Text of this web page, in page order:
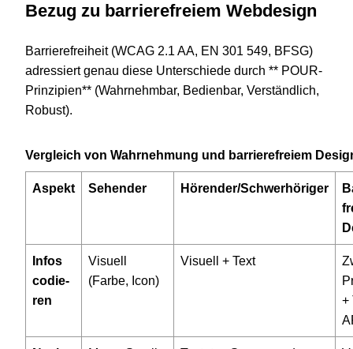
Bezug zu bar­rie­re­freiem Webdesign
Barriere­freiheit (WCAG 2.1 AA, EN301 549, BFSG)
adres­siert genau diese Unter­schiede durch ** POUR-
Prinzipien** (Wahr­nehm­bar, Bedien­bar, Ver­ständ­lich,
Robust).
Ver­gleich von Wahr­neh­mung und bar­rie­re­freiem
Aspekt Sehen­der Hörender/Schwerhöriger
Infos
codie­
ren
Visu­ell
(Farbe, Icon)
Visu­ell + Text
+